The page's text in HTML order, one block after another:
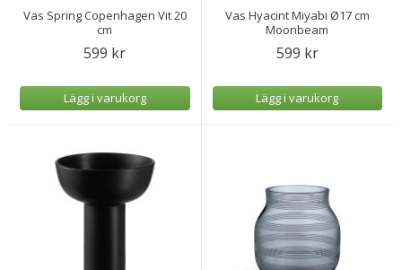
Vas Spring Copenhagen Vit 20
cm
599 kr
Lägg i varukorg
Vas Hyacint Miyabi Ø17 cm
Moonbeam
599 kr
Lägg i varukorg